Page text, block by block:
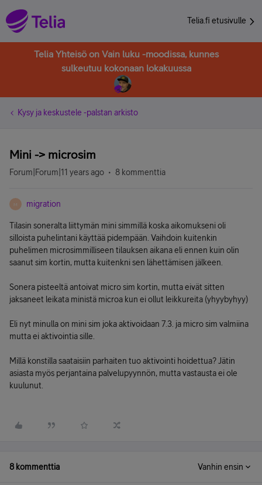
Telia.fi etusivulle
Telia Yhteisö on Vain luku -moodissa, kunnes
sulkeutuu kokonaan lokakuussa
Kysy ja keskustele -palstan arkisto
Mini -> microsim
Forum|Forum|11 years ago 8 kommenttia
M migration
Tilasin soneralta liittymän mini simmillä koska aikomukseni oli
silloista puhelintani käyttää pidempään. Vaihdoin kuitenkin
puhelimen microsimmilliseen tilauksen aikana eli ennen kuin olin
saanut sim kortin, mutta kuitenkni sen lähettämisen jälkeen.
Sonera pisteeltä antoivat micro sim kortin, mutta eivät sitten
jaksaneet leikata ministä microa kun ei ollut leikkureita (yhyybyhyy)
Eli nyt minulla on mini sim joka aktivoidaan 7.3. ja micro sim valmiina
mutta ei aktivointia sille.
Millä konstilla saataisiin parhaiten tuo aktivointi hoidettua? Jätin
asiasta myös perjantaina palvelupyynnön, mutta vastausta ei ole
kuulunut.
8 kommenttia Vanhin ensin